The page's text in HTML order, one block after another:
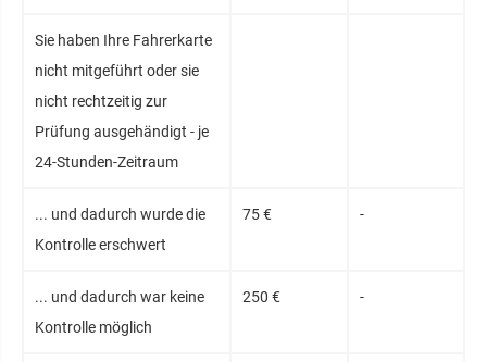
Sie haben Ihre Fahrerkarte
nicht mitgeführt oder sie
nicht rechtzeitig zur
Prüfung ausgehändigt - je
24-Stunden-Zeitraum
... und dadurch wurde die
Kontrolle erschwert
75 € -
... und dadurch war keine
Kontrolle möglich
250 € -